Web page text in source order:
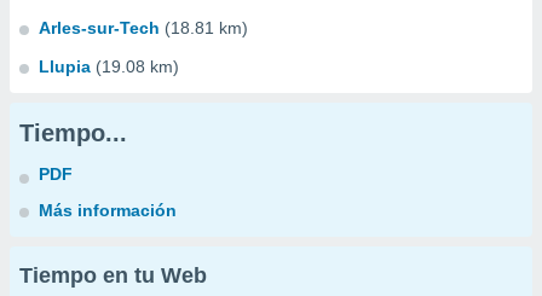
Arles-sur-Tech (18.81 km)
Llupia (19.08 km)
Tiempo...
PDF
Más información
Tiempo en tu Web